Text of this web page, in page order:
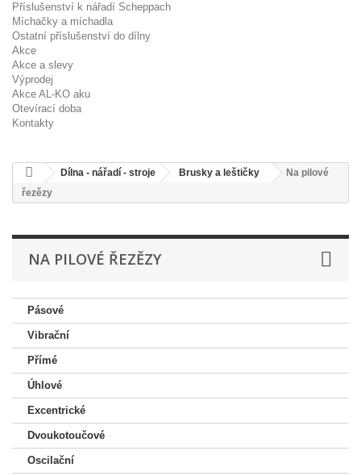
Příslušenství k nářadí Scheppach
Míchačky a míchadla
Ostatní příslušenství do dílny
Akce
Akce a slevy
Výprodej
Akce AL-KO aku
Otevírací doba
Kontakty
Dílna - nářadí - stroje Brusky a leštičky
Na pilové
řezězy
NA PILOVÉ ŘEZĚZY
Pásové
Vibrační
Přímé
Úhlové
Excentrické
Dvoukotoučové
Oscilační